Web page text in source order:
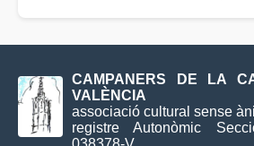
CAMPANERS DE LA
VALÈNCIA
associació cultural sense
registre Autonòmic